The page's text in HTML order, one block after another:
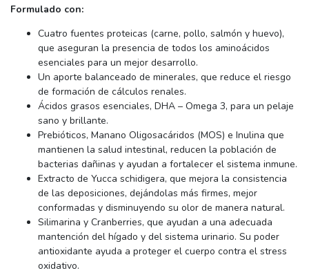
Formulado con:
Cuatro fuentes proteicas (carne, pollo, salmón y huevo),
que aseguran la presencia de todos los aminoácidos
esenciales para un mejor desarrollo.
Un aporte balanceado de minerales, que reduce el riesgo
de formación de cálculos renales.
Ácidos grasos esenciales, DHA – Omega 3, para un pelaje
sano y brillante.
Prebióticos, Manano Oligosacáridos (MOS) e Inulina que
mantienen la salud intestinal, reducen la población de
bacterias dañinas y ayudan a fortalecer el sistema inmune.
Extracto de Yucca schidigera, que mejora la consistencia
de las deposiciones, dejándolas más firmes, mejor
conformadas y disminuyendo su olor de manera natural.
Silimarina y Cranberries, que ayudan a una adecuada
mantención del hígado y del sistema urinario. Su poder
antioxidante ayuda a proteger el cuerpo contra el stress
oxidativo.